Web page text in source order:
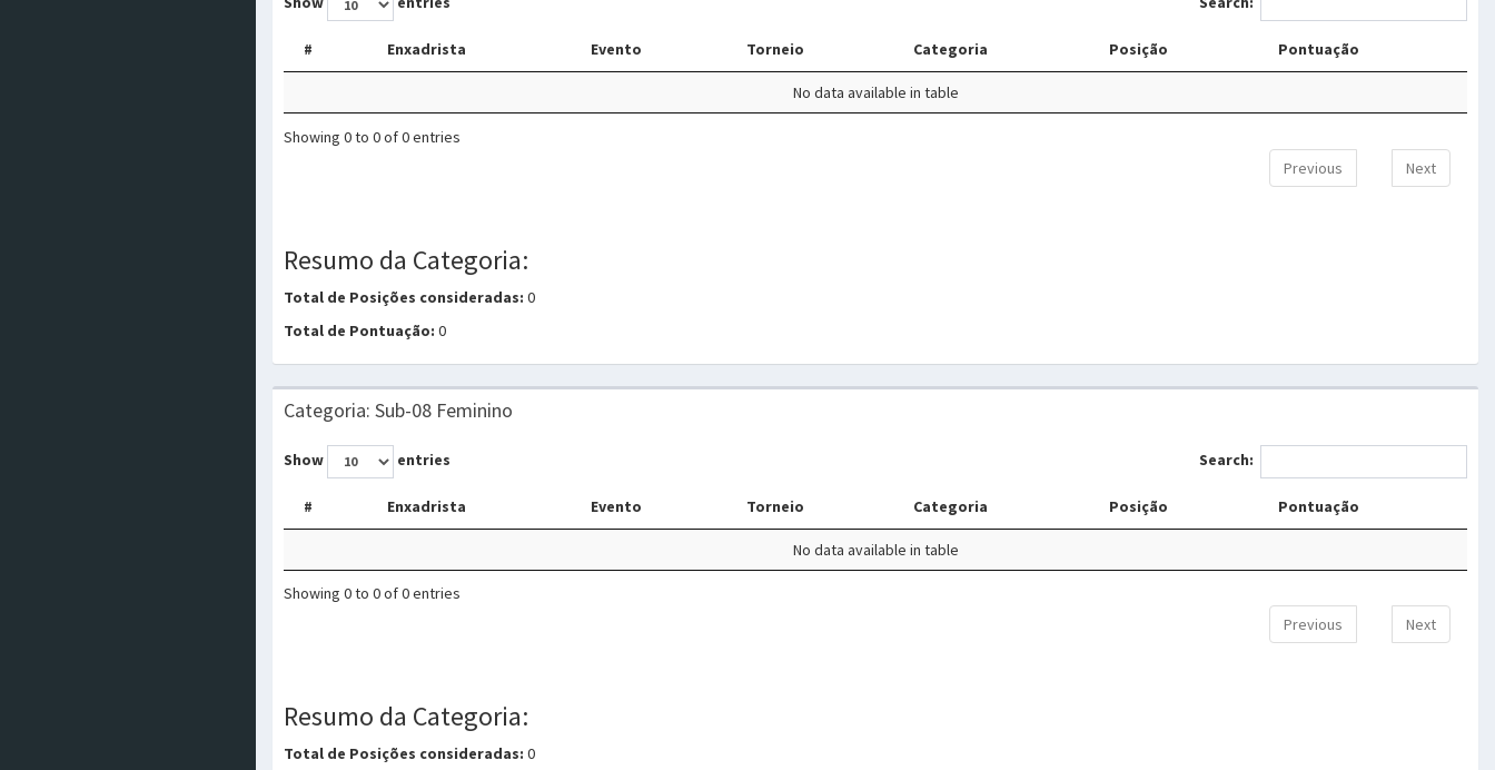
# Enxadrista Evento Torneio Categoria Posição Pontuação
No data available in table
Showing 0 to 0 of 0 entries
Previous
Next
Resumo da Categoria:
Total de Posições consideradas: 0
Total de Pontuação: 0
Categoria: Sub-08 Feminino
Show entries Search:
# Enxadrista Evento Torneio Categoria Posição Pontuação
No data available in table
Showing 0 to 0 of 0 entries
Previous
Next
Resumo da Categoria:
Total de Posições consideradas: 0